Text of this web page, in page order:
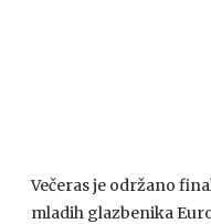
Večeras je održano
mladih glazbenika